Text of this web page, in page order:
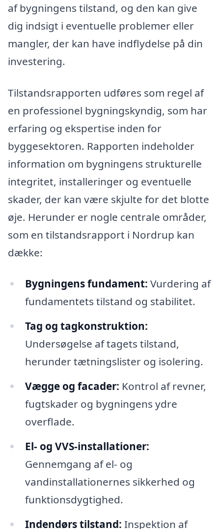
af bygningens tilstand, og den kan give
dig indsigt i eventuelle problemer eller
mangler, der kan have indflydelse på din
investering.
Tilstandsrapporten udføres som regel af
en professionel bygningskyndig, som har
erfaring og ekspertise inden for
byggesektoren. Rapporten indeholder
information om bygningens strukturelle
integritet, installeringer og eventuelle
skader, der kan være skjulte for det blotte
øje. Herunder er nogle centrale områder,
som en tilstandsrapport i Nordrup kan
dække:
Bygningens fundament: Vurdering af
fundamentets tilstand og stabilitet.
Tag og tagkonstruktion:
Undersøgelse af tagets tilstand,
herunder tætningslister og isolering.
Vægge og facader: Kontrol af revner,
fugtskader og bygningens ydre
overflade.
El- og VVS-installationer:
Gennemgang af el- og
vandinstallationernes sikkerhed og
funktionsdygtighed.
Indendørs tilstand: Inspektion af